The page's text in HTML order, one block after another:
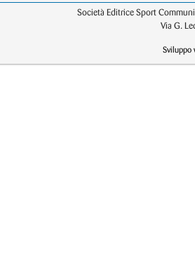
Società Editrice Sport
Via G.
Sviluppo